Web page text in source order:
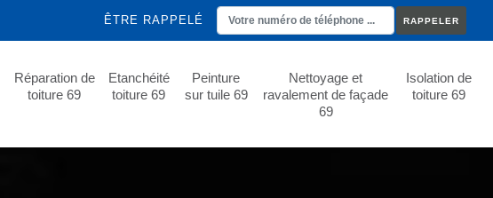
ÊTRE RAPPELÉ
Réparation de
toiture 69
Etanchéité
toiture 69
Peinture
sur tuile 69
Nettoyage et
ravalement de façade
69
Isolation de
toiture 69